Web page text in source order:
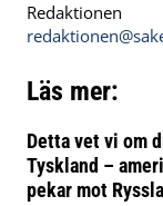
Redaktionen
Läs mer:
Detta vet vi om
Tyskland –
pekar mot